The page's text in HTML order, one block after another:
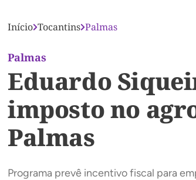
Início Tocantins Palmas
Palmas
Eduardo
imposto no
Palmas
Programa prevê incentivo fiscal para